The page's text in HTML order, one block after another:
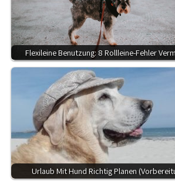
Flexileine Benutzung: 8 Rollleine-Fehler
Urlaub Mit Hund Richtig Planen